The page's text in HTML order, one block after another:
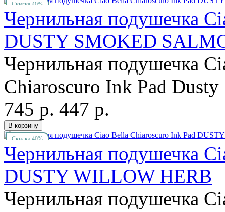
Скидка 40%
Чернильная подушечка
DUSTY SMOKED
Чернильная подушечка
Chiaroscuro Ink Pad
745 р. 447 р.
Скидка 40%
Чернильная подушечка
DUSTY WILLOW HERB
Чернильная подушечка